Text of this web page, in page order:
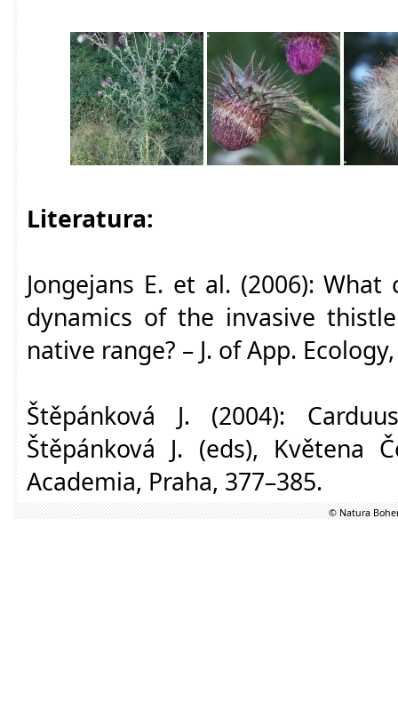
Literatura:
Jongejans E. et al. (2006):
dynamics of the invasive
native range? – J. of App.
Štěpánková J. (2004):
Štěpánková J. (eds), Květena
Academia, Praha, 377–385.
© Natura